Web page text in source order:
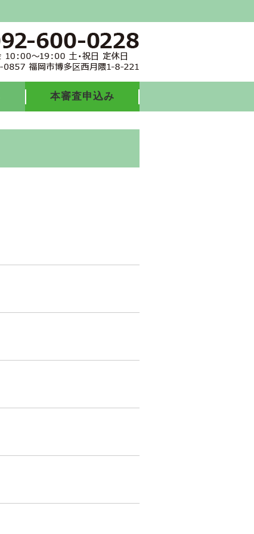
本審査申込み